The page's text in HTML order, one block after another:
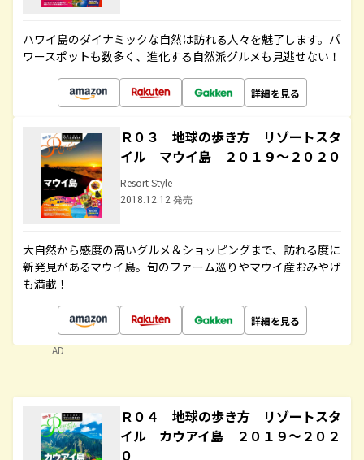
ハワイ島のダイナミックな自然は訪れる人々を魅了します。パ
ワースポットも数多く、進化する自然派グルメも見逃せない！
詳細を見る
Ｒ０３ 地球の歩き方 リゾートスタ
イル マウイ島 ２０１９～２０２０
Resort Style
2018.12.12 発売
大自然から感度の高いグルメ＆ショッピングまで、訪れる度に
新発見があるマウイ島。旬のファーム巡りやマウイ産おみやげ
も満載！
詳細を見る
AD
Ｒ０４ 地球の歩き方 リゾートスタ
イル カウアイ島 ２０１９～２０２
０